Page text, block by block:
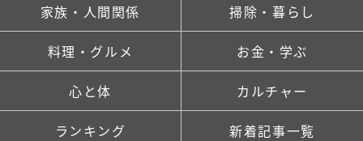
家族・人間関係 掃除・暮らし
料理・グルメ お金・学ぶ
心と体 カルチャー
ランキング 新着記事一覧